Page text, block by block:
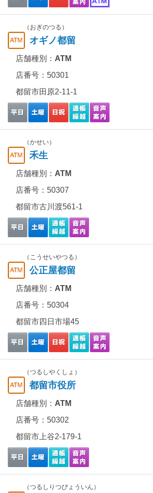
（おぎのつる）
オギノ都留
店舗種別： ATM
店番号：50301
都留市田原2-11-1
（かせい）
禾生
店舗種別： ATM
店番号：50307
都留市古川渡561-1
（こうせいやつる）
公正屋都留
店舗種別： ATM
店番号：50304
都留市四日市場45
（つるしやくしょ）
都留市役所
店舗種別： ATM
店番号：50302
都留市上谷2-179-1
（つるしりつびょういん）